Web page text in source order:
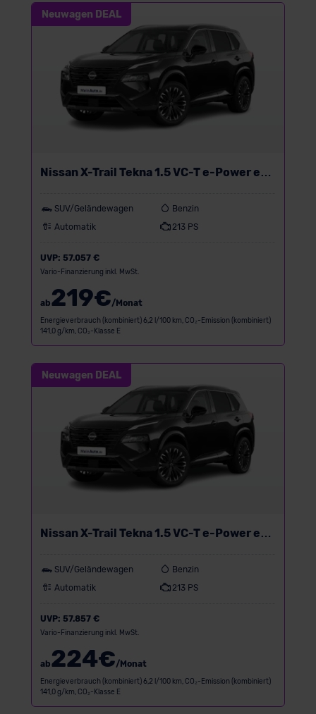
Neuwagen DEAL
Nissan X-Trail Tekna 1.5 VC-T e-Power e-
SUV/Geländewagen
Benzin
Automatik
213 PS
UVP: 57.057 €
Vario-Finanzierung inkl. MwSt.
ab219€/Monat
Energieverbrauch (kombiniert) 6,2 l/100 km, CO₂-Emission (kombiniert)
141,0 g/km, CO₂-Klasse E
Neuwagen DEAL
Nissan X-Trail Tekna 1.5 VC-T e-Power e-
SUV/Geländewagen
Benzin
Automatik
213 PS
UVP: 57.857 €
Vario-Finanzierung inkl. MwSt.
ab224€/Monat
Energieverbrauch (kombiniert) 6,2 l/100 km, CO₂-Emission (kombiniert)
141,0 g/km, CO₂-Klasse E